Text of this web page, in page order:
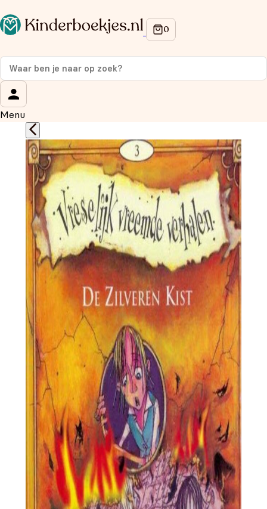
Menu
Op de hoogte blijven van onze acties?
Meld je aan voor onze nieuwsbrief en ontvang
korting
Wat is je voornaam?
Wat is je e-mailadres?*
Aanmelden
We gebruiken je gegevens om contact op te nemen, in
overeenstemming met onsprivacybeleid.